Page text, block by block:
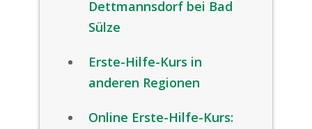
Dettmannsdorf bei Bad
Sülze
Erste-Hilfe-Kurs in
anderen Regionen
Online Erste-Hilfe-Kurs: